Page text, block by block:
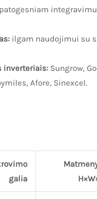
patogesniam
ilgam naudojimui su
inverteriais: Sungrow,
Afore, Sinexcel.
galia